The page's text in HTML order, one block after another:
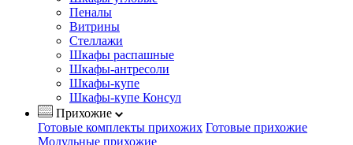
Пеналы
Витрины
Стеллажи
Шкафы распашные
Шкафы-антресоли
Шкафы-купе
Шкафы-купе Консул
Прихожие
Готовые комплекты прихожих Готовые прихожие
Модульные прихожие